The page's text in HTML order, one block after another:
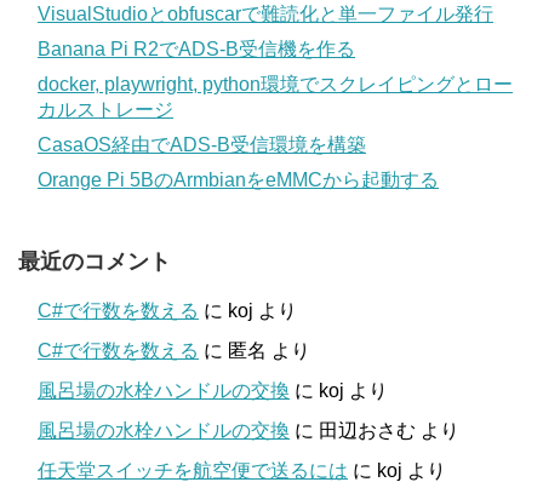
VisualStudioとobfuscarで難読化と単一ファイル発行
Banana Pi R2でADS-B受信機を作る
docker, playwright, python環境でスクレイピングとロー
カルストレージ
CasaOS経由でADS-B受信環境を構築
Orange Pi 5BのArmbianをeMMCから起動する
最近のコメント
C#で行数を数える に koj より
C#で行数を数える に 匿名 より
風呂場の水栓ハンドルの交換 に koj より
風呂場の水栓ハンドルの交換 に 田辺おさむ より
任天堂スイッチを航空便で送るには に koj より